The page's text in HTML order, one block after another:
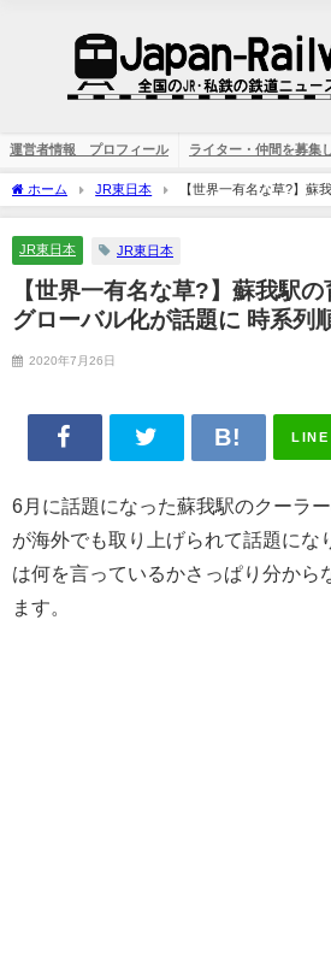
運営者情報 プロフィール ライター・仲間を募集
ホーム JR東日本
【世界一有名な草?】蘇
ル化が話題に 時系列順に解説
JR東日本 JR東日本
【世界一有名な草?】蘇我駅
グローバル化が話題に 時系列
2020年7月26日
LINE
6月に話題になった蘇我駅のクーラ
が海外でも取り上げられて話題にな
は何を言っているかさっぱり分から
ます。